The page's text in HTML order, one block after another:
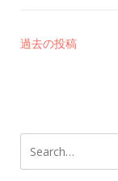
過去の投稿